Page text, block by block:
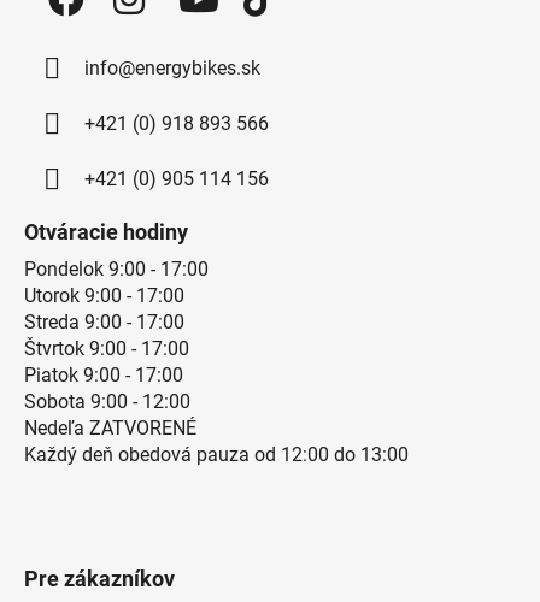
info@energybikes.sk
+421 (0) 918 893 566
+421 (0) 905 114 156
Otváracie hodiny
Pondelok 9:00 - 17:00
Utorok 9:00 - 17:00
Streda 9:00 - 17:00
Štvrtok 9:00 - 17:00
Piatok 9:00 - 17:00
Sobota 9:00 - 12:00
Nedeľa ZATVORENÉ
Každý deň obedová pauza od 12:00 do 13:00
Pre zákazníkov